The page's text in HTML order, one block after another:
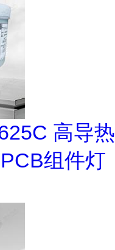
高导热
组件灯